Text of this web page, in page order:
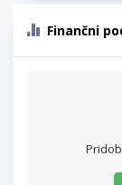
Finančni